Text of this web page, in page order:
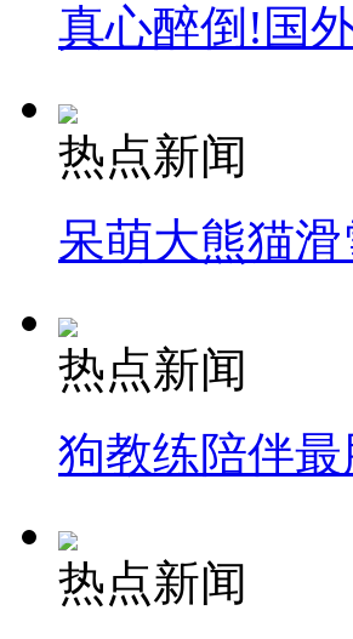
真心醉倒!国
热点新闻
呆萌大熊猫
热点新闻
狗教练陪伴
热点新闻